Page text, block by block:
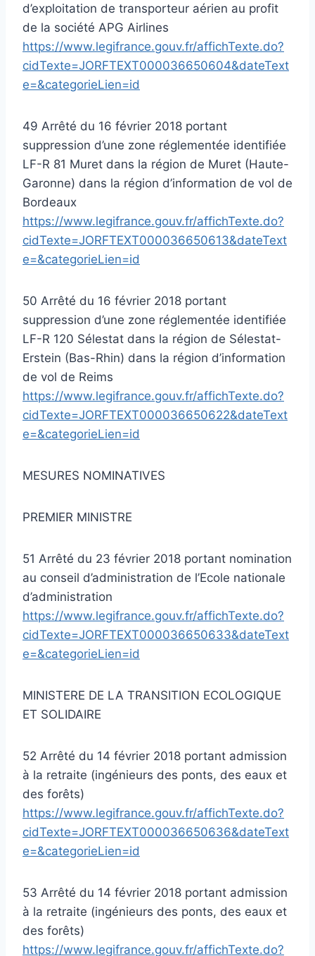
d’exploitation de transporteur aérien au profit
de la société APG Airlines
https://www.legifrance.gouv.fr/affichTexte.do?
cidTexte=JORFTEXT000036650604&dateText
e=&categorieLien=id
49 Arrêté du 16 février 2018 portant
suppression d’une zone réglementée identifiée
LF-R 81 Muret dans la région de Muret (Haute-
Garonne) dans la région d’information de vol de
Bordeaux
https://www.legifrance.gouv.fr/affichTexte.do?
cidTexte=JORFTEXT000036650613&dateText
e=&categorieLien=id
50 Arrêté du 16 février 2018 portant
suppression d’une zone réglementée identifiée
LF-R 120 Sélestat dans la région de Sélestat-
Erstein (Bas-Rhin) dans la région d’information
de vol de Reims
https://www.legifrance.gouv.fr/affichTexte.do?
cidTexte=JORFTEXT000036650622&dateText
e=&categorieLien=id
MESURES NOMINATIVES
PREMIER MINISTRE
51 Arrêté du 23 février 2018 portant nomination
au conseil d’administration de l’Ecole nationale
d’administration
https://www.legifrance.gouv.fr/affichTexte.do?
cidTexte=JORFTEXT000036650633&dateText
e=&categorieLien=id
MINISTERE DE LA TRANSITION ECOLOGIQUE
ET SOLIDAIRE
52 Arrêté du 14 février 2018 portant admission
à la retraite (ingénieurs des ponts, des eaux et
des forêts)
https://www.legifrance.gouv.fr/affichTexte.do?
cidTexte=JORFTEXT000036650636&dateText
e=&categorieLien=id
53 Arrêté du 14 février 2018 portant admission
à la retraite (ingénieurs des ponts, des eaux et
des forêts)
https://www.legifrance.gouv.fr/affichTexte.do?